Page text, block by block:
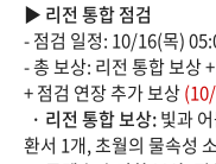
▶ 리전 통합 점검
- 점검 일정: 10/16(목)
- 총 보상: 리전 통합 보상
+ 점검 연장 추가 보상
· 리전 통합 보상:빛과
환서 1개, 초월의 물속성